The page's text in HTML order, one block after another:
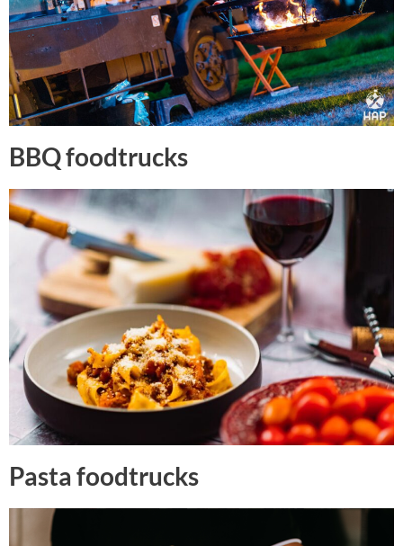
BBQ foodtrucks
Pasta foodtrucks